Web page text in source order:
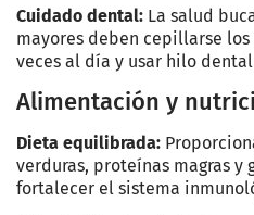
Cuidado dental: La salud
mayores deben cepillarse
veces al día y usar hilo
Alimentación y
Dieta equilibrada:
verduras, proteínas magras y
fortalecer el sistema